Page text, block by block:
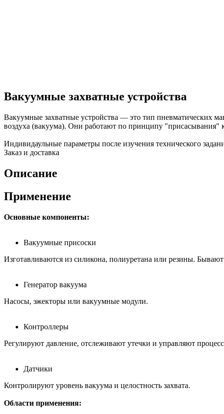
Вакуумные захватные устройства
Вакуумные захватные устройства — это тип пневматических
воздуха (вакуума). Они работают по принципу "присасывания"
Индивидаульные параметры после изучения технического
Заказ и доставка
Описание
Применение
Основные компоненты:
Вакуумные присоски
Изготавливаются из силикона, полиуретана или резины.
Генератор вакуума
Насосы, эжекторы или вакуумные модули.
Контроллеры
Регулируют давление, отслеживают утечки и управляют
Датчики
Контролируют уровень вакуума и целостность захвата.
Области применения: